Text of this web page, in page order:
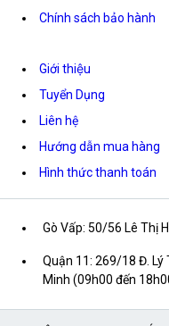
Chính sách bảo hành
Giới thiệu
Tuyển Dụng
Liên hệ
Hướng dẫn mua hàng
Hình thức thanh toán
Gò Vấp: 50/56 Lê Thị
Quận 11: 269/18 Đ. Lý
Minh (09h00 đến